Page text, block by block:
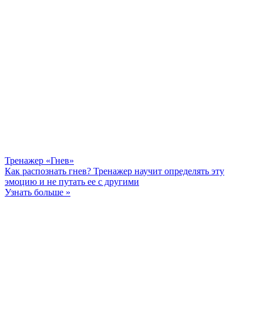
Тренажер «Гнев»
Как распознать гнев? Тренажер научит определять эту
эмоцию и не путать ее с другими
Узнать больше »